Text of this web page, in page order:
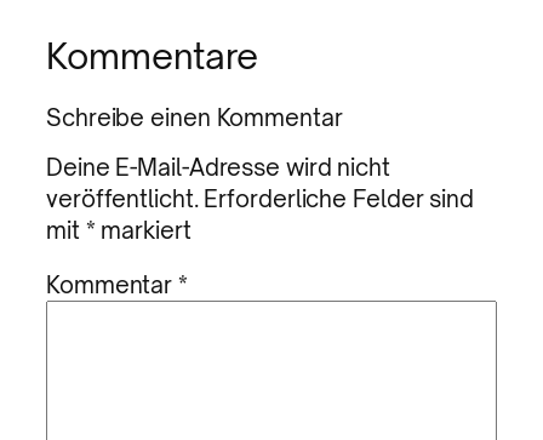
Kommentare
Schreibe einen Kommentar
Deine E-Mail-Adresse wird nicht
veröffentlicht. Erforderliche Felder sind
mit * markiert
Kommentar*